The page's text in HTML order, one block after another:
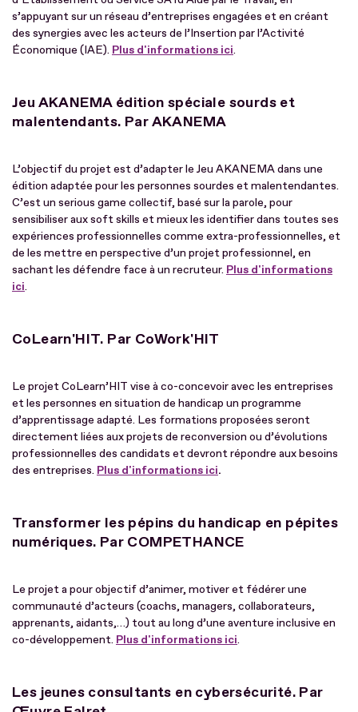
s’appuyant sur un réseau d’entreprises engagées et en créant
des synergies avec les acteurs de l’Insertion par l’Activité
Économique (IAE). Plus d'informations ici.
Jeu AKANEMA édition spéciale sourds et
malentendants. Par AKANEMA
L’objectif du projet est d’adapter le Jeu AKANEMA dans une
édition adaptée pour les personnes sourdes et malentendantes.
C’est un serious game collectif, basé sur la parole, pour
sensibiliser aux soft skills et mieux les identifier dans toutes ses
expériences professionnelles comme extra-professionnelles, et
de les mettre en perspective d’un projet professionnel, en
sachant les défendre face à un recruteur. Plus d'informations
ici.
CoLearn'HIT. Par CoWork'HIT
Le projet CoLearn’HIT vise à co-concevoir avec les entreprises
et les personnes en situation de handicap un programme
d’apprentissage adapté. Les formations proposées seront
directement liées aux projets de reconversion ou d’évolutions
professionnelles des candidats et devront répondre aux besoins
des entreprises. Plus d'informations ici.
Transformer les pépins du handicap en pépites
numériques. Par COMPETHANCE
Le projet a pour objectif d’animer, motiver et fédérer une
communauté d’acteurs (coachs, managers, collaborateurs,
apprenants, aidants,…) tout au long d’une aventure inclusive en
co-développement. Plus d'informations ici.
Les jeunes consultants en cybersécurité. Par